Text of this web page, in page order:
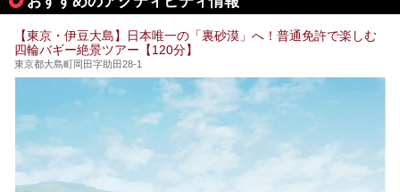
そこで本記事では、東京でおすすめのスーパー銭湯を、目的
24時間営業で宿泊できる施設や、1,000円以下で楽しめる安
い施設、デートや休日レジャーにもぴったりなエンタメ要素
が充実した施設など、利用のシーンに合わせて参考にしてく
ださい。
【東京・伊豆大島】日本唯一の「裏砂漠」へ！普通免許で楽しむ
四輪バギー絶景ツアー【120分】
東京都大島町岡田字助田28-1